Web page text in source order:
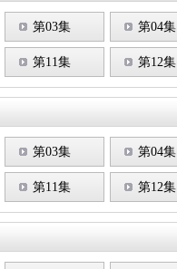
第03集 第04集
第11集 第12集
第03集 第04集
第11集 第12集